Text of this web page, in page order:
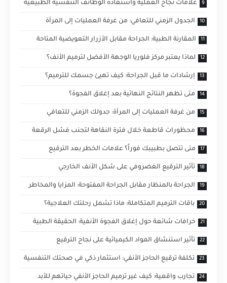
علامات نجاح العملية واستعادة الوظائف التنفسية الطبيعية
الجدول الزمني للتعافي: من غرفة العمليات إلى المرآة
المقارنة الطبية: الجراحة مقابل الأزرار التعويضية المتاحة
لماذا يعتبر مركز فلوريا الوجهة الأفضل لترميم الأنف؟
إرشادات ما قبل الجراحة: كيف تهيئ جسمك للترميم؟
متى تظهر النتائج النهائية بعد إغلاق الفجوة؟
من غرفة العمليات إلى المرآة: جدولك الزمني للتعافي
محظورات قاطعة خلال فترة النقاهة لتجنب فشل الرقعة
متى تتصل بطبيبك فوراً؟ علامات الخطر بعد الترقيع
تأثير الترقيع الغضروفي على شكل الأنف الخارجي
الجراحة بالمنظار مقابل الجراحة المفتوحة: المزايا والمخاطر
باقات الترميم المتكاملة: ماذا تشمل رحلتك العلاجية؟
خرافات شائعة حول إغلاق الفجوة الأنفية: الحقيقة الطبية
تأثير استنشاق المواد الكيميائية على نجاح الترقيع
تكلفة ترقيع الحاجز الأنفي: استثمار ذكي في صحتك التنفسية
تجارب واقعية: كيف غير ترميم الحاجز الأنفي حياتهم للأبد